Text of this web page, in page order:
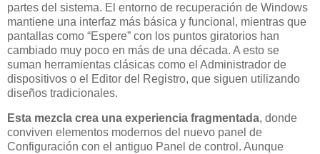
partes del sistema. El entorno de recuperación de Windows
mantiene una interfaz más básica y funcional, mientras que
pantallas como “Espere” con los puntos giratorios han
cambiado muy poco en más de una década. A esto se
suman herramientas clásicas como el Administrador de
dispositivos o el Editor del Registro, que siguen utilizando
diseños tradicionales.
Esta mezcla crea una experiencia fragmentada, donde
conviven elementos modernos del nuevo panel de
Configuración con el antiguo Panel de control. Aunque